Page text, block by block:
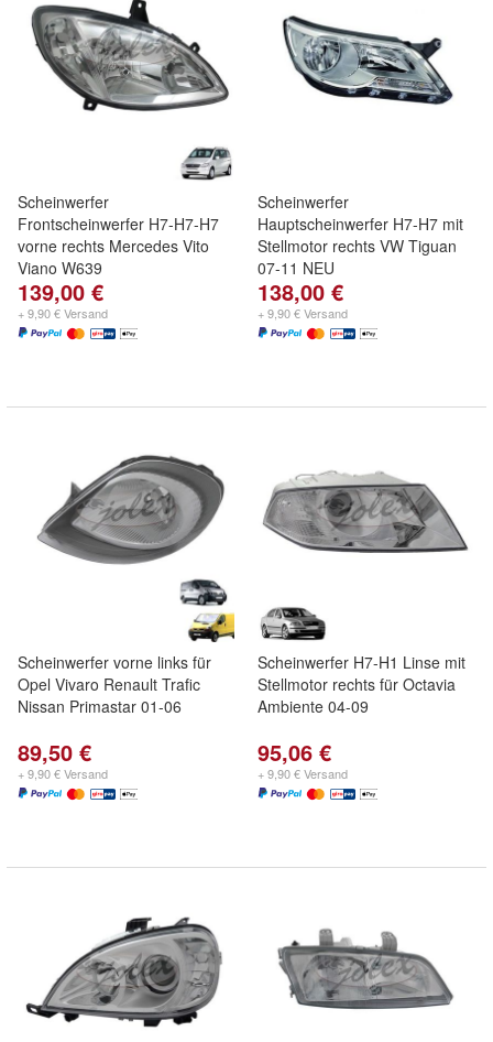
Scheinwerfer
Frontscheinwerfer H7-H7-H7
vorne rechts Mercedes Vito
Viano W639
139,00 €
+ 9,90 € Versand
Scheinwerfer
Hauptscheinwerfer H7-H7 mit
Stellmotor rechts VW Tiguan
07-11 NEU
138,00 €
+ 9,90 € Versand
Scheinwerfer vorne links für
Opel Vivaro Renault Trafic
Nissan Primastar 01-06
89,50 €
+ 9,90 € Versand
Scheinwerfer H7-H1 Linse mit
Stellmotor rechts für Octavia
Ambiente 04-09
95,06 €
+ 9,90 € Versand